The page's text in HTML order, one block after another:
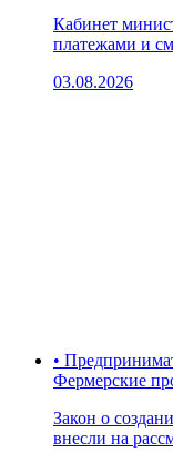
Кабинет
платежами и
03.08.2026
•
Фермерские
Закон о
внесли на